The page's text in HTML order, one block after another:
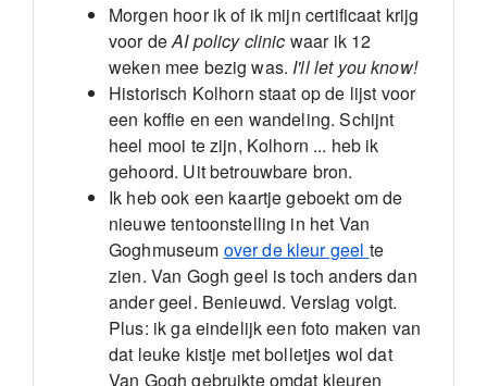
Morgen hoor ik of ik mijn certificaat krijg
voor deAI policy clinic waar ik 12
weken mee bezig was. I'll let you know!
Historisch Kolhorn staat op de lijst voor
een koffie en een wandeling. Schijnt
heel mooi te zijn, Kolhorn ... heb ik
gehoord. Uit betrouwbare bron.
Ik heb ook een kaartje geboekt om de
nieuwe tentoonstelling in het Van
Goghmuseum over de kleur geel te
zien. Van Gogh geel is toch anders dan
ander geel. Benieuwd. Verslag volgt.
Plus: ik ga eindelijk een foto maken van
dat leuke kistje met bolletjes wol dat
Van Gogh gebruikte omdat kleuren